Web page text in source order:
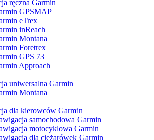
ręczna Garmin
GPSMAP
eTrex
inReach
Montana
Foretrex
GPS 73
Approach
uniwersalna Garmin
Montana
dla kierowców Garmin
samochodowa Garmin
motocyklowa Garmin
dla ciężarówek Garmin